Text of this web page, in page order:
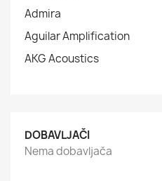
Admira
Aguilar Amplification
AKG Acoustics
DOBAVLJAČI
Nema dobavljača